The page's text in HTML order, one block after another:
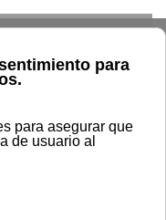
y difusión